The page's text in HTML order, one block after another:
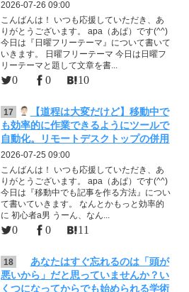
2026-07-26 09:00
こんばんは！ いつも応援していただき、あ
りがとうございます。 apa（あぱ）です(^^)
今日は『日曜フリーテーマ』について書いて
いきます。 日曜フリーテーマ 今日は日曜フ
リーテーマと題して文章を書...
0 0 10
17
【道程は大変だけど】移動中で
も効率的に作業できるようにツールで
自動化。リモートデスクトップの併用
2026-07-25 09:00
こんばんは！ いつも応援していただき、あ
りがとうございます。 apa（あぱ）です(^^)
今日は『移動中でも記事を作る方法』につい
て書いていきます。 なんとかもっと効率的
に 初心者a男 うーん、なん...
0 0 11
18
あなたはすぐ忘れるのは「頭が
悪いから」だと思っていませんか？い
くつになってからでも始められる学術